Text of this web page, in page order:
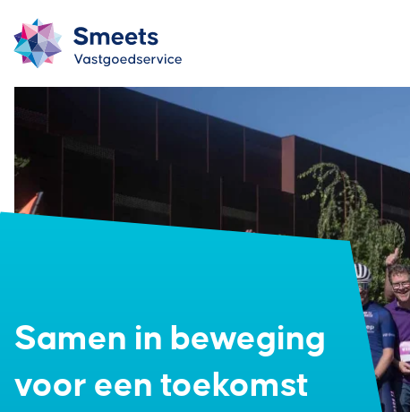
Samen in beweging
voor een toekomst